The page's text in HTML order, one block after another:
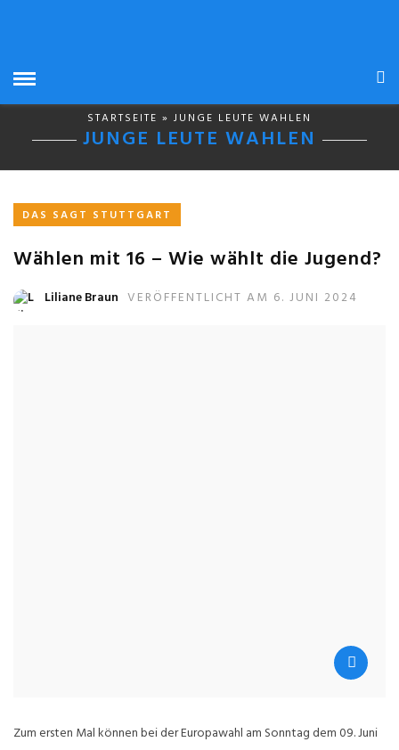
STARTSEITE » JUNGE LEUTE WAHLEN
JUNGE LEUTE WAHLEN
DAS SAGT STUTTGART
Wählen mit 16 – Wie wählt die Jugend?
Liliane Braun VERÖFFENTLICHT AM 6. JUNI 2024
Zum ersten Mal können bei der Europawahl am Sonntag dem 09. Juni